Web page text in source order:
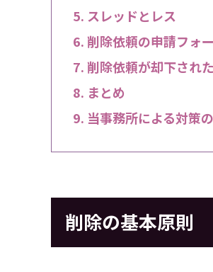
スレッドとレス
削除依頼の申請フォ
削除依頼が却下され
まとめ
当事務所による対策
削除の基本原則